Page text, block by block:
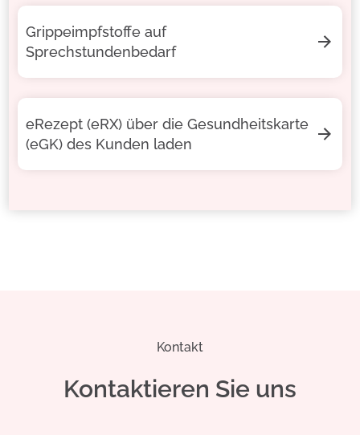
Grippeimpfstoffe auf
Sprechstundenbedarf
eRezept (eRX) über die Gesundheitskarte
(eGK) des Kunden laden
Kontakt
Kontaktieren Sie uns